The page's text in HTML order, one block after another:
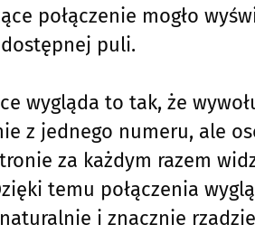
połączenie mogło
puli.
wygląda to tak, że
z jednego numeru, ale
za każdym razem
temu połączenia
i znacznie